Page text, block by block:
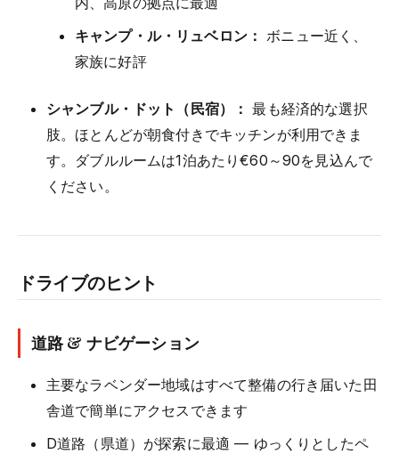
キャンプ・ル・リュベロン： ボニュー近く、
家族に好評
シャンブル・ドット（民宿）： 最も経済的な選択
肢。ほとんどが朝食付きでキッチンが利用できま
す。ダブルルームは1泊あたり€60～90を見込んで
ください。
ドライブのヒント
道路 & ナビゲーション
主要なラベンダー地域はすべて整備の行き届いた田
舎道で簡単にアクセスできます
D道路（県道）が探索に最適 — ゆっくりとしたペ